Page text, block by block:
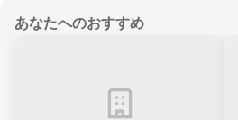
あなたへのおすすめ